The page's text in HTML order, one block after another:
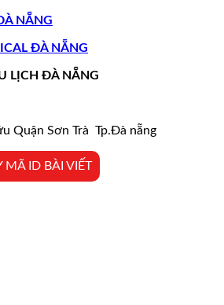
NẴNG
ĐÀ NẴNG
LỊCH ĐÀ NẴNG
Quận Sơn Trà Tp.Đà nẵng
MÃ ID BÀI VIẾT